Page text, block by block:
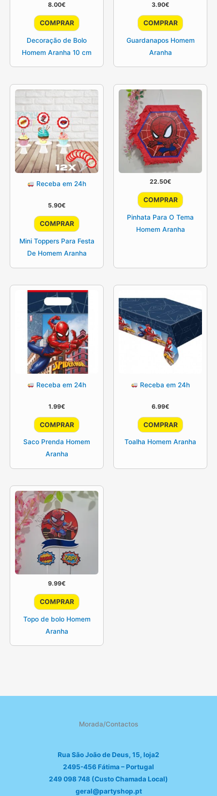
8.00€
COMPRAR
Decoração de Bolo
Homem Aranha 10 cm
3.90€
COMPRAR
Guardanapos Homem
Aranha
Receba em 24h
5.90€
COMPRAR
Mini Toppers Para Festa
De Homem Aranha
22.50€
COMPRAR
Pinhata Para O Tema
Homem Aranha
Receba em 24h
1.99€
COMPRAR
Saco Prenda Homem
Aranha
Receba em 24h
6.99€
COMPRAR
Toalha Homem Aranha
9.99€
COMPRAR
Topo de bolo Homem
Aranha
Morada/Contactos
Rua São João de Deus, 15, loja2
2495-456 Fátima – Portugal
249 098 748 (Custo Chamada Local)
geral@partyshop.pt